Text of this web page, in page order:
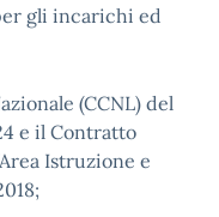
gli incarichi ed
(CCNL) del
e il Contratto
Istruzione e